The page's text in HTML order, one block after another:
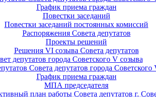
График приема граждан
Повестки заседаний
Повестки заседаний постоянных комиссий
Распоряжения Совета депутатов
Проекты решений
Решения VI созыва Совета депутатов
депутатов города Советского V созыва
Совета депутатов города Советского
График приема граждан
МПА председателя
план работы Совета депутатов г.